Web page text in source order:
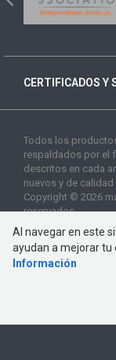
CERTIFICADOS Y
Todos los
respaldados por el
descritos en cada
nuevos y de
Copyright © 2026
reservados
Al navegar en este
ayudan a mejorar tu
Información